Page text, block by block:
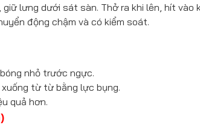
lưng dưới sát sàn. Thở ra khi lên, hít vào
động chậm và có kiểm soát.
nhỏ trước ngực.
từ từ bằng lực bụng.
quả hơn.